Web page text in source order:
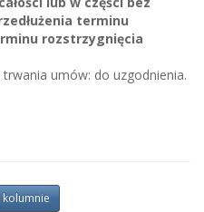
terminu
rozstrzygnięcia
umów: do uzgodnienia.
kolumnie